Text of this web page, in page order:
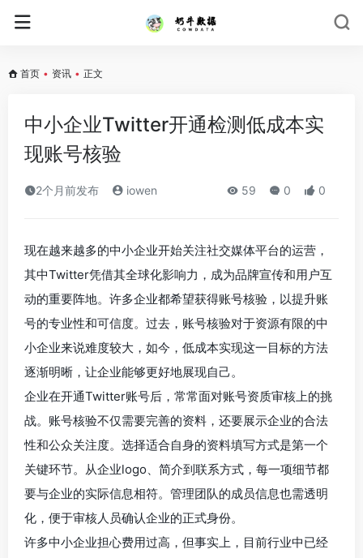
首页 • 资讯 • 正文
中小企业Twitter开通检测低成本实
现账号核验
2个月前发布 iowen 59 0 0
现在越来越多的中小企业开始关注社交媒体平台的运营，
其中Twitter凭借其全球化影响力，成为品牌宣传和用户互
动的重要阵地。许多企业都希望获得账号核验，以提升账
号的专业性和可信度。过去，账号核验对于资源有限的中
小企业来说难度较大，如今，低成本实现这一目标的方法
逐渐明晰，让企业能够更好地展现自己。
企业在开通Twitter账号后，常常面对账号资质审核上的挑
战。账号核验不仅需要完善的资料，还要展示企业的合法
性和公众关注度。选择适合自身的资料填写方式是第一个
关键环节。从企业logo、简介到联系方式，每一项细节都
要与企业的实际信息相符。管理团队的成员信息也需透明
化，便于审核人员确认企业的正式身份。
许多中小企业担心费用过高，但事实上，目前行业中已经